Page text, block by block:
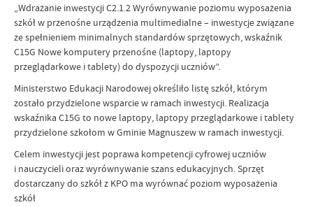
„Wdrażanie inwestycji C2.1.2 Wyrównywanie poziomu wyposażenia
szkół w przenośne urządzenia multimedialne – inwestycje związane
ze spełnieniem minimalnych standardów sprzętowych, wskaźnik
C15G Nowe komputery przenośne (laptopy, laptopy
przeglądarkowe i tablety) do dyspozycji uczniów”.
Ministerstwo Edukacji Narodowej określiło listę szkół, którym
zostało przydzielone wsparcie w ramach inwestycji. Realizacja
wskaźnika C15G to nowe laptopy, laptopy przeglądarkowe i tablety
przydzielone szkołom w Gminie Magnuszew w ramach inwestycji.
Celem inwestycji jest poprawa kompetencji cyfrowej uczniów
i nauczycieli oraz wyrównywanie szans edukacyjnych. Sprzęt
dostarczany do szkół z KPO ma wyrównać poziom wyposażenia
szkół